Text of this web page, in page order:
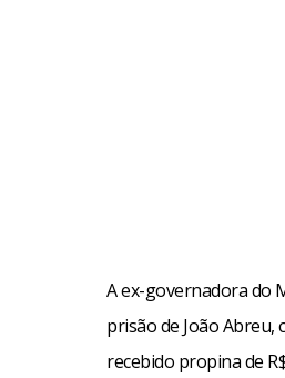
A ex-governadora do
prisão de João Abreu,
recebido propina de